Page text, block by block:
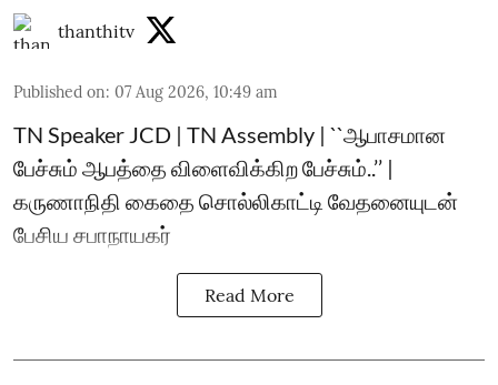
thanthitv
Published on: 07 Aug 2026, 10:49 am
TN Speaker JCD | TN Assembly | ``ஆபாசமான
பேச்சும் ஆபத்தை விளைவிக்கிற பேச்சும்..’’ |
கருணாநிதி கைதை சொல்லிகாட்டி வேதனையுடன்
பேசிய சபாநாயகர்
Read More